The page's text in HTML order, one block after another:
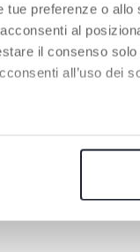
tue preferenze o
al
il consenso
all’uso dei